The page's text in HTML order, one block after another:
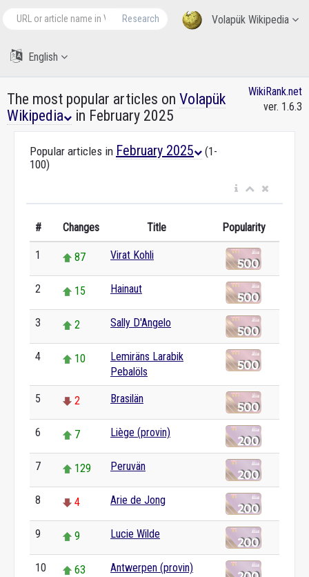
Volapük Wikipedia
Research
English
The most popular articles on Volapük
Wikipedia
in February 2025
WikiRank.net
ver. 1.6.3
Popular articles in February 2025
(1-
100)
# Changes Title Popularity
1 87 Virat Kohli
2 15 Hainaut
3 2 Sally D'Angelo
4 10
Lemiräns Larabik
Pebalöls
5 2 Brasilän
6 7 Liège (provin)
7 129 Peruvän
8 4 Arie de Jong
9 9 Lucie Wilde
10 63 Antwerpen (provin)